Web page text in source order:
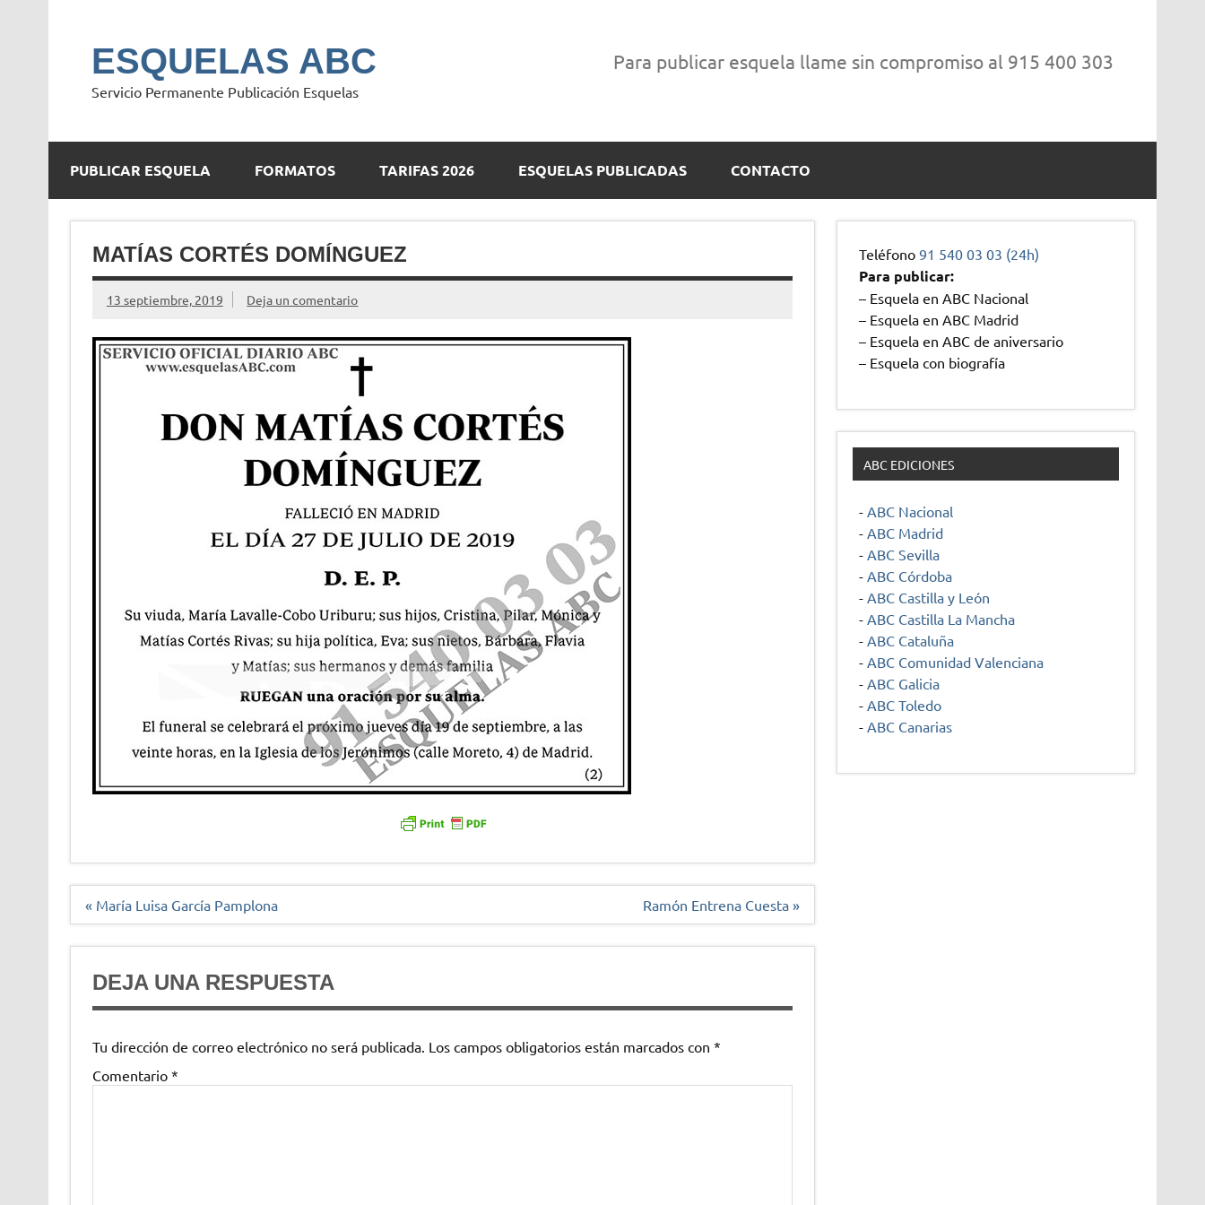
ESQUELAS ABC
Servicio Permanente Publicación Esquelas
Para publicar esquela llame sin compromiso al 915 400 303
PUBLICAR ESQUELA FORMATOS TARIFAS 2026 ESQUELAS PUBLICADAS CONTACTO
MATÍAS CORTÉS DOMÍNGUEZ
13 septiembre, 2019 Deja un comentario
Navegación
« María Luisa García Pamplona Ramón Entrena Cuesta »
DEJA UNA RESPUESTA
Tu dirección de correo electrónico no será publicada. Los campos obligatorios están marcados con *
Comentario *
Teléfono91 540 03 03 (24h)
Para publicar:
– Esquela en ABC Nacional
– Esquela en ABC Madrid
– Esquela en ABC de aniversario
– Esquela con biografía
ABC EDICIONES
- ABC Nacional
- ABC Madrid
- ABC Sevilla
- ABC Córdoba
- ABC Castilla y León
- ABC Castilla La Mancha
- ABC Cataluña
- ABC Comunidad Valenciana
- ABC Galicia
- ABC Toledo
- ABC Canarias